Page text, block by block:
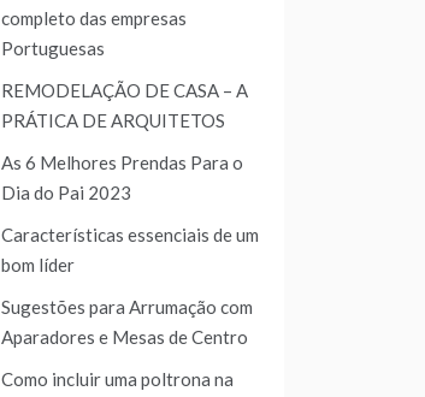
completo das empresas
Portuguesas
REMODELAÇÃO DE CASA – A
PRÁTICA DE ARQUITETOS
As 6 Melhores Prendas Para o
Dia do Pai 2023
Características essenciais de um
bom líder
Sugestões para Arrumação com
Aparadores e Mesas de Centro
Como incluir uma poltrona na